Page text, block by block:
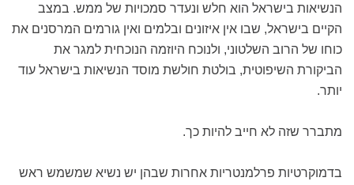
הנשיאות בישראל הוא חלש ונעדר סמכויות של ממש. במצב
הקיים בישראל, שבו אין איזונים ובלמים ואין גורמים המרסנים את
כוחו של הרוב השלטוני, ולנוכח היוזמה הנוכחית למגר את
הביקורת השיפוטית, בולטת חולשת מוסד הנשיאות בישראל עוד
יותר.
מתברר שזה לא חייב להיות כך.
בדמוקרטיות פרלמנטריות אחרות שבהן יש נשיא שמשמש ראש